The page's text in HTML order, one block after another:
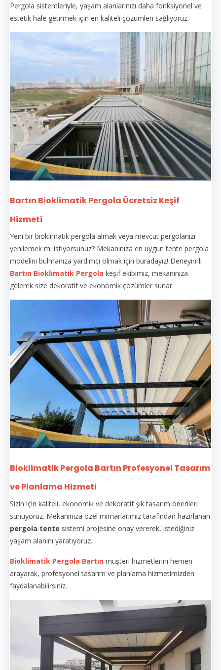
Pergola sistemleriyle, yaşam alanlarınızı daha fonksiyonel ve
estetik hale getirmek için en kaliteli çözümleri sağlıyoruz.
Bartın Bioklimatik Pergola Ücretsiz Keşif
Hizmeti
Yeni bir bioklimatik pergola almak veya mevcut pergolanızı
yenilemek mi istiyorsunuz? Mekanınıza en uygun tente pergola
modelini bulmanıza yardımcı olmak için buradayız! Deneyimli
Bartın Bioklimatik Pergola keşif ekibimiz, mekanınıza
gelerek size dekoratif ve ekonomik çözümler sunar.
Bioklimatik Pergola Bartın Profesyonel Tasarım
ve Planlama Hizmeti
Sizin için kaliteli, ekonomik ve dekoratif şık tasarım önerileri
sunuyoruz. Mekanınıza özel mimarlarımız tarafından hazırlanan
pergola tente sistemi projesine onay vererek, istediğiniz
yaşam alanını yaratıyoruz.
Bioklimatik Pergola Bartın müşteri hizmetlerini hemen
arayarak, profesyonel tasarım ve planlama hizmetimizden
faydalanabilirsiniz.